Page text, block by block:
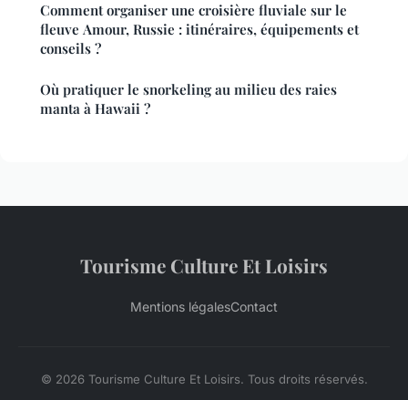
Comment organiser une croisière fluviale sur le
fleuve Amour, Russie : itinéraires, équipements et
conseils ?
Où pratiquer le snorkeling au milieu des raies
manta à Hawaii ?
Tourisme Culture Et Loisirs
Mentions légalesContact
© 2026 Tourisme Culture Et Loisirs. Tous droits réservés.